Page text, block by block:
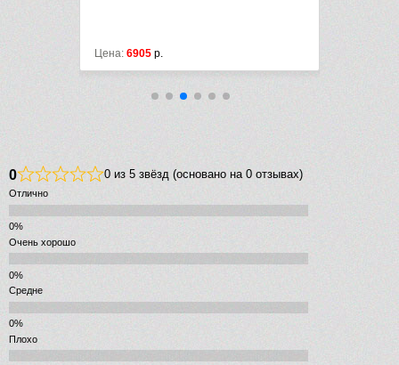
Цена: 6905 р.
0 0 из 5 звёзд (основано на 0 отзывах)
Отлично
Очень хорошо
Средне
Плохо